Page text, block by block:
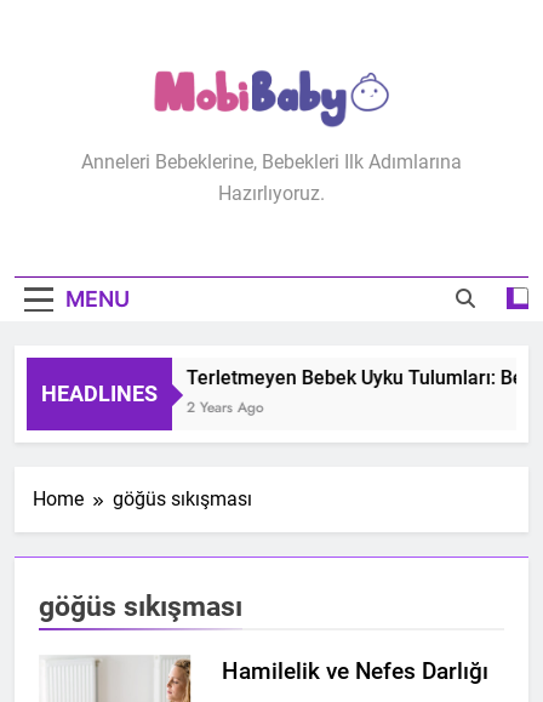
MobiBaby
Anneleri Bebeklerine, Bebekleri Ilk Adımlarına
Hazırlıyoruz.
MENU
HEADLINES
Terletmeyen Bebek Uyku Tulumları:
2 Years Ago
Home göğüs sıkışması
göğüs sıkışması
Hamilelik ve Nefes Darlığı